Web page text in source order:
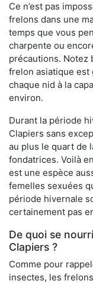
Ce n’est pas
frelons dans une
temps que vous
charpente ou
précautions. Notez
frelon asiatique est
chaque nid à la
environ.
Durant la période
Clapiers sans
au plus le quart de
fondatrices. Voilà
est une espèce
femelles sexuées
période hivernale
certainement pas
De quoi se
Clapiers ?
Comme pour
insectes, les